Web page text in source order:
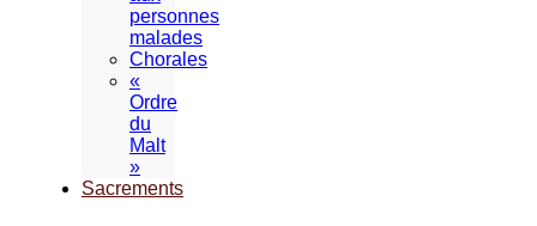
personnes
malades
Chorales
«
Ordre
du
Malt
»
Sacrements